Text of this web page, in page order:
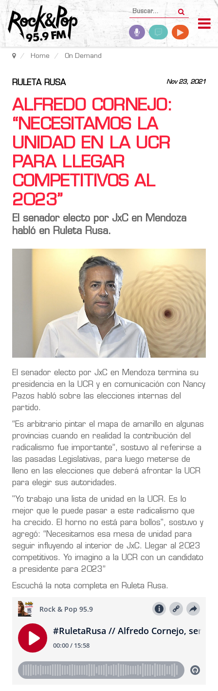
Home On Demand
Nov 23, 2021
RULETA RUSA
ALFREDO CORNEJO:
“NECESITAMOS LA
UNIDAD EN LA UCR
PARA LLEGAR
COMPETITIVOS AL
2023”
El senador electo por JxC en Mendoza
habló en Ruleta Rusa.
El senador electo por JxC en Mendoza termina su
presidencia en la UCR y en comunicación con Nancy
Pazos habló sobre las elecciones internas del
partido.
“Es arbitrario pintar el mapa de amarillo en algunas
provincias cuando en realidad la contribución del
radicalismo fue importante”, sostuvo al referirse a
las pasadas Legislativas, para luego meterse de
lleno en las elecciones que deberá afrontar la UCR
para elegir sus autoridades.
"Yo trabajo una lista de unidad en la UCR. Es lo
mejor que le puede pasar a este radicalismo que
ha crecido. El horno no está para bollos", sostuvo y
agregó: “Necesitamos esa mesa de unidad para
seguir influyendo al interior de JxC. Llegar al 2023
competitivos. Yo imagino a la UCR con un candidato
a presidente para 2023”
Escuchá la nota completa en Ruleta Rusa.